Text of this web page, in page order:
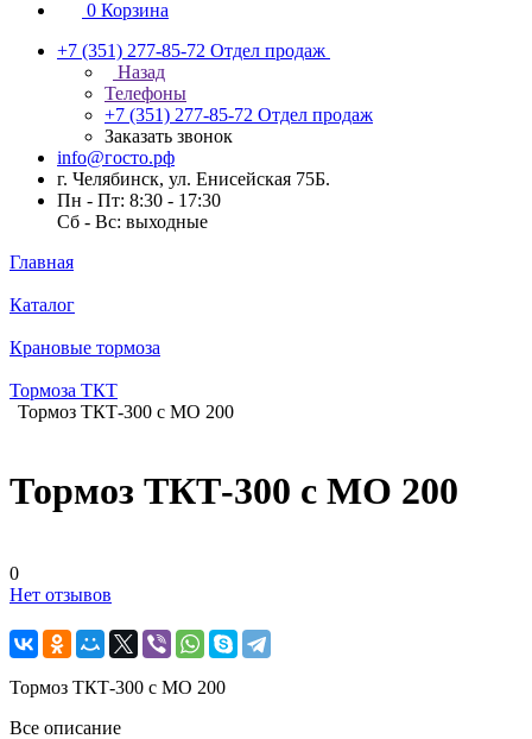
0 Корзина
+7 (351) 277-85-72 Отдел продаж
Назад
Телефоны
+7 (351) 277-85-72 Отдел продаж
Заказать звонок
info@госто.рф
г. Челябинск, ул. Енисейская 75Б.
Пн - Пт: 8:30 - 17:30
Сб - Вс: выходные
Главная
Каталог
Крановые тормоза
Тормоза ТКТ
Тормоз ТКТ-300 с МО 200
Тормоз ТКТ-300 с МО 200
0
Нет отзывов
Тормоз ТКТ-300 с МО 200
Все описание